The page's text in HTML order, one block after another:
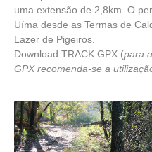
uma extensão de 2,8km. O
Uíma desde as Termas de
Lazer de Pigeiros.
Download TRACK GPX (para
GPX recomenda-se a